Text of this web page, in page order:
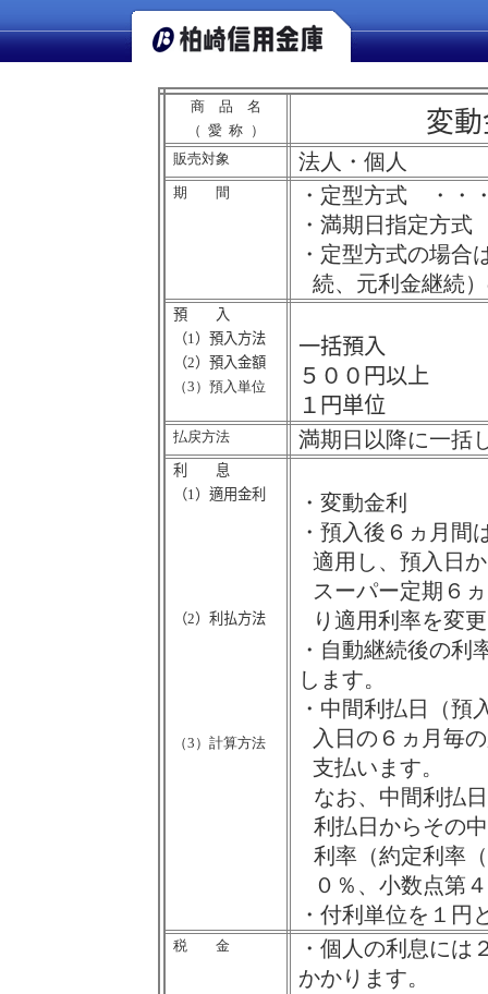
商 品 名
（愛称 ） 変
販売対象 法人・個人
期 間
・定型方式 ・・
・満期日指定方
・定型方式の場合
続、元利金継続
預 入
（1）預入方法
（2）預入金額
（3 ）預入単位
一括預入
５００円以上
１円単位
払戻方法 満期日以降に一括
利 息
（1）適用金利
（2）利払方法
（3 ）計算方法
・変動金利
・預入後６ヵ月間
適用し、預入日
スーパー定期６
り適用利率を変
・自動継続後の利
します。
・中間利払日（預
入日の６ヵ月毎
支払います。
なお、中間利払
利払日からその
利率（約定利率
０％、小数点第
・付利単位を１円
税 金
・個人の利息には
かかります。